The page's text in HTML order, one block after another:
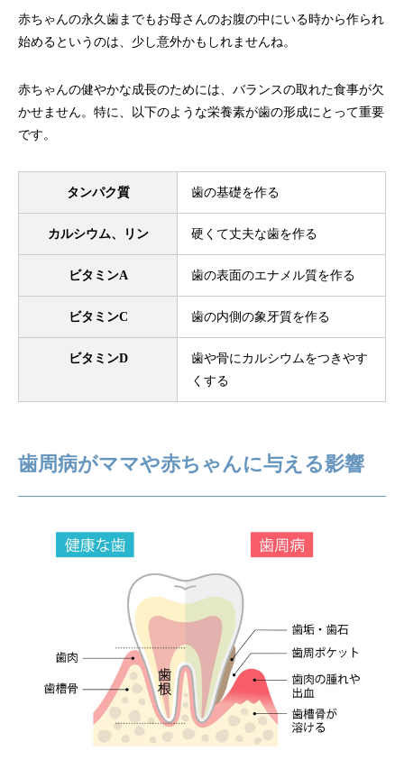
赤ちゃんの永久歯までもお母さんのお腹の中にいる時から作られ
始めるというのは、少し意外かもしれませんね。
赤ちゃんの健やかな成長のためには、バランスの取れた食事が欠
かせません。特に、以下のような栄養素が歯の形成にとって重要
です。
タンパク質 歯の基礎を作る
カルシウム、リン 硬くて丈夫な歯を作る
ビタミンA 歯の表面のエナメル質を作る
ビタミンC 歯の内側の象牙質を作る
ビタミンD
歯や骨にカルシウムをつきやす
くする
歯周病がママや赤ちゃんに与える影響